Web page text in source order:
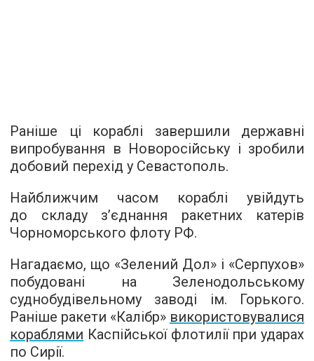
Раніше ці кораблі завершили державні
випробування в Новоросійську і зробили
добовий перехід у Севастополь.
Найближчим часом кораблі увійдуть
до складу з’єднання ракетних катерів
Чорноморського флоту РФ.
Нагадаємо, що «Зелений Дол» і «Серпухов»
побудовані на Зеленодольському
суднобудівельному заводі ім. Горького.
Раніше ракети «Калібр» використовувалися
кораблями Каспійської флотилії при ударах
по Сирії.